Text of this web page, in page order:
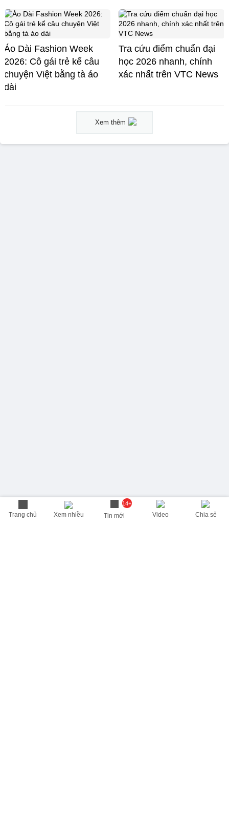
Trang chủ Xem nhiều
14+
Tin mới Video Chia sẻ
Áo Dài Fashion Week
2026: Cô gái trẻ kể câu
chuyện Việt bằng tà áo
dài
Tra cứu điểm chuẩn đại
học 2026 nhanh, chính
xác nhất trên VTC News
Xem thêm